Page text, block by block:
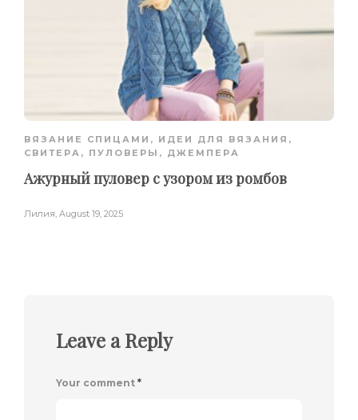
ВЯЗАНИЕ СПИЦАМИ , ИДЕИ ДЛЯ ВЯЗАНИЯ ,
СВИТЕРА, ПУЛОВЕРЫ, ДЖЕМПЕРА
Ажурный пуловер с узором из ромбов
Лилия, August 19, 2025
Leave a Reply
Your comment *